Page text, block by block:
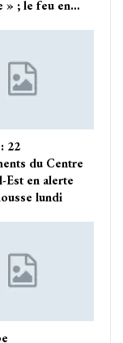
» ; le feu en…
22
du Centre
Est en alerte
lundi